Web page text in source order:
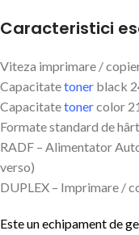
Caracteristici
Viteza imprimare /
Capacitatetoner black
Capacitatetonercolor
Formate standard de
RADF – Alimentator
verso)
DUPLEX – Imprimare /
Este un echipament de